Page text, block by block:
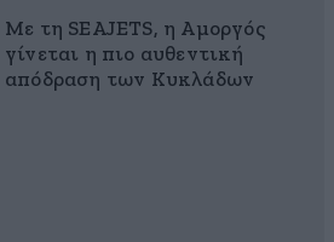
Με τη SEAJETS, η Αμοργός
γίνεται η πιο αυθεντική
απόδραση των Κυκλάδων